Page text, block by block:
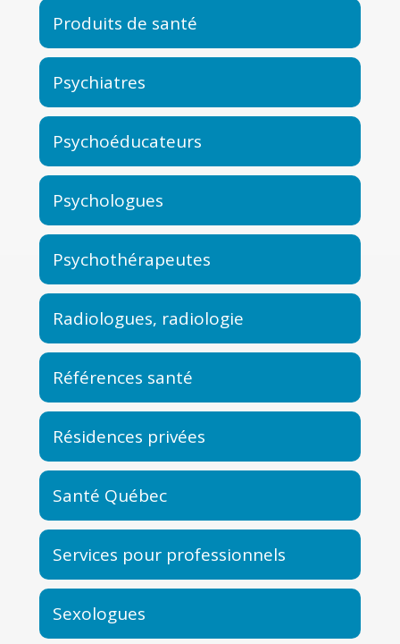
Produits de santé
Psychiatres
Psychoéducateurs
Psychologues
Psychothérapeutes
Radiologues, radiologie
Références santé
Résidences privées
Santé Québec
Services pour professionnels
Sexologues